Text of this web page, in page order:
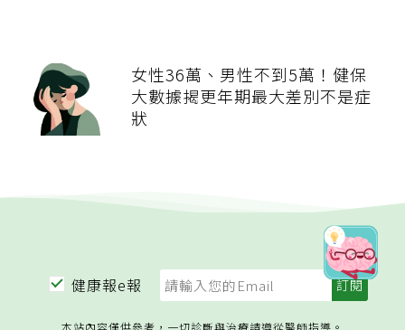
女性36萬、男性不到5萬！健保
大數據揭更年期最大差別不是症
狀
健康報e報